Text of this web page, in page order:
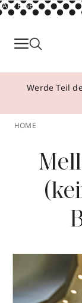
ANZEIGE
Parfum
Make-
Über
Werde Teil
HOME